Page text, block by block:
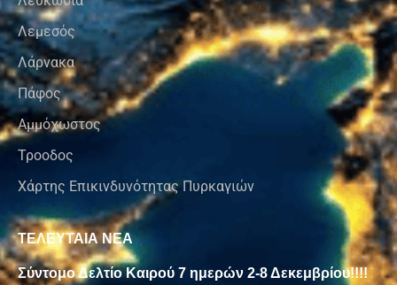
Λεμεσός
Λάρνακα
Πάφος
Αμμόχωστος
Τροοδος
Χάρτης Επικινδυνότητας Πυρκαγιών
ΤΕΛΕΥΤΑΙΑ ΝΕΑ
Σύντομο Δελτίο Καιρού 7 ημερών 2-8 Δεκεμβρίου!!!!